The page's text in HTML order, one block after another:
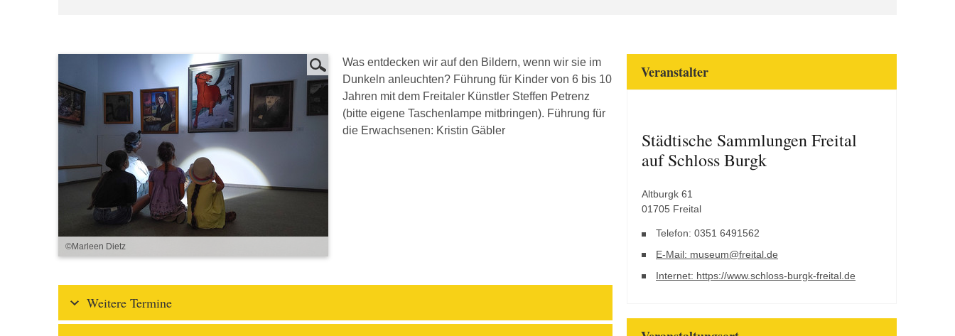
©Marleen Dietz
Was entdecken wir auf den Bildern, wenn wir sie im
Dunkeln anleuchten? Führung für Kinder von 6 bis 10
Jahren mit dem Freitaler Künstler Steffen Petrenz
(bitte eigene Taschenlampe mitbringen). Führung für
die Erwachsenen: Kristin Gäbler
Weitere Termine
Veranstalter
Städtische Sammlungen Freital
auf Schloss Burgk
Altburgk 61
01705 Freital
Telefon: 0351 6491562
E-Mail: museum@freital.de
Internet: https://www.schloss-burgk-freital.de